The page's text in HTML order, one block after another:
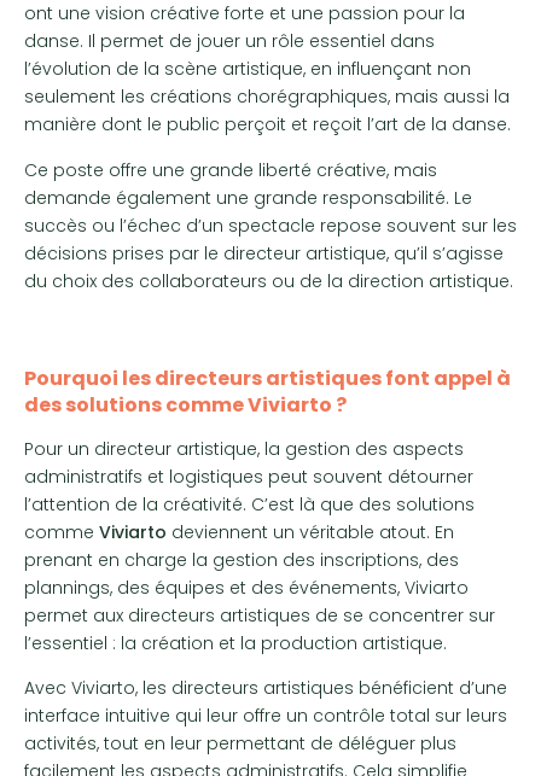
ont une vision créative forte et une passion pour la
danse. Il permet de jouer un rôle essentiel dans
l’évolution de la scène artistique, en influençant non
seulement les créations chorégraphiques, mais aussi la
manière dont le public perçoit et reçoit l’art de la danse.
Ce poste offre une grande liberté créative, mais
demande également une grande responsabilité. Le
succès ou l’échec d’un spectacle repose souvent sur les
décisions prises par le directeur artistique, qu’il s’agisse
du choix des collaborateurs ou de la direction artistique.
Pourquoi les directeurs artistiques font appel à
des solutions comme Viviarto ?
Pour un directeur artistique, la gestion des aspects
administratifs et logistiques peut souvent détourner
l’attention de la créativité. C’est là que des solutions
comme Viviarto deviennent un véritable atout. En
prenant en charge la gestion des inscriptions, des
plannings, des équipes et des événements, Viviarto
permet aux directeurs artistiques de se concentrer sur
l’essentiel : la création et la production artistique.
Avec Viviarto, les directeurs artistiques bénéficient d’une
interface intuitive qui leur offre un contrôle total sur leurs
activités, tout en leur permettant de déléguer plus